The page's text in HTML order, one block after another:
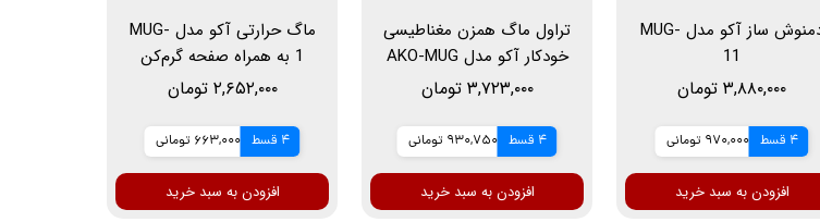
دمنوش ساز آکو مدل MUG-
11
۳,۸۸۰,۰۰۰ تومان
4 قسط 970,000 تومانی
افزودن به سبد خرید
تراول ماگ همزن مغناطیسی
خودکار آکو مدل AKO-MUG
با ظرفیت 350 میلی‌لیتر و ۳,۷۲۳,۰۰۰ تومان
4 قسط 930,750 تومانی
افزودن به سبد خرید
ماگ حرارتی آکو مدل MUG-
1 به همراه صفحه گرم‌کن
برقی
۲,۶۵۲,۰۰۰ تومان
4 قسط 663,000 تومانی
افزودن به سبد خرید